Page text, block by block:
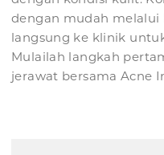
dengan mudah melalui
langsung ke klinik
Mulailah langkah
jerawat bersama Acne